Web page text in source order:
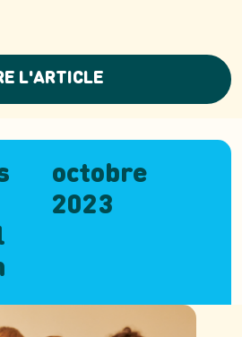
L'ARTICLE
octobre
2023